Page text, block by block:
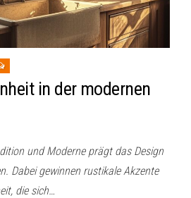
in der modernen
und Moderne prägt das Design
Dabei gewinnen rustikale Akzente
die sich…